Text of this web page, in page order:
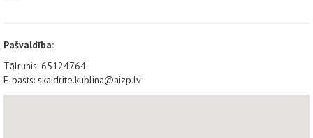
Pašvaldība:
Tālrunis: 65124764
E-pasts: skaidrite.kublina@aizp.lv